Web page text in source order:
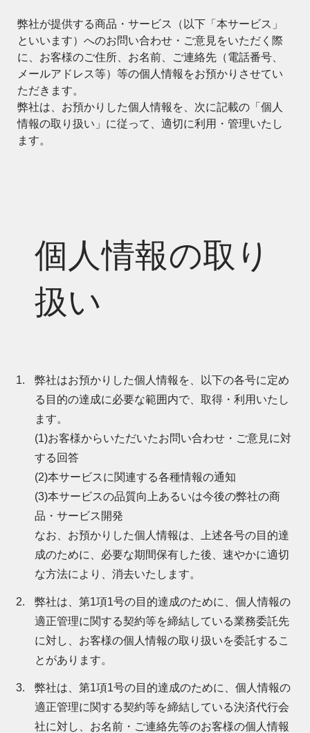
弊社が提供する商品・サービス（以下「本サービス」
といいます）へのお問い合わせ・ご意見をいただく際
に、お客様のご住所、お名前、ご連絡先（電話番号、
メールアドレス等）等の個人情報をお預かりさせてい
ただきます。
弊社は、お預かりした個人情報を、次に記載の「個人
情報の取り扱い」に従って、適切に利用・管理いたし
ます。
個人情報の取り
扱い
弊社はお預かりした個人情報を、以下の各号に定め
る目的の達成に必要な範囲内で、取得・利用いたし
ます。
(1)お客様からいただいたお問い合わせ・ご意見に対
する回答
(2)本サービスに関連する各種情報の通知
(3)本サービスの品質向上あるいは今後の弊社の商
品・サービス開発
なお、お預かりした個人情報は、上述各号の目的達
成のために、必要な期間保有した後、速やかに適切
な方法により、消去いたします。
弊社は、第1項1号の目的達成のために、個人情報の
適正管理に関する契約等を締結している業務委託先
に対し、お客様の個人情報の取り扱いを委託するこ
とがあります。
弊社は、第1項1号の目的達成のために、個人情報の
適正管理に関する契約等を締結している決済代行会
社に対し、お名前・ご連絡先等のお客様の個人情報